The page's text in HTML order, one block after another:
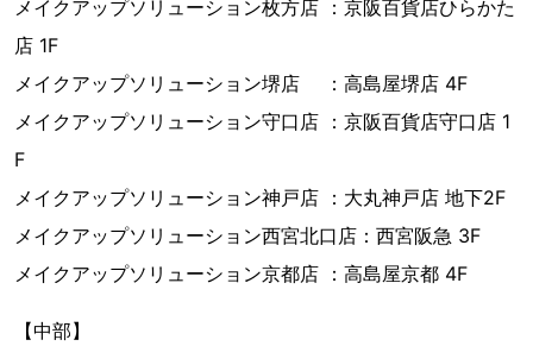
メイクアップソリューション枚方店 ：京阪百貨店ひらかた
店 1F
メイクアップソリューション堺店 ：高島屋堺店 4F
メイクアップソリューション守口店 ：京阪百貨店守口店 1
F
メイクアップソリューション神戸店 ：大丸神戸店 地下2F
メイクアップソリューション西宮北口店：西宮阪急 3F
メイクアップソリューション京都店 ：高島屋京都 4F
【中部】